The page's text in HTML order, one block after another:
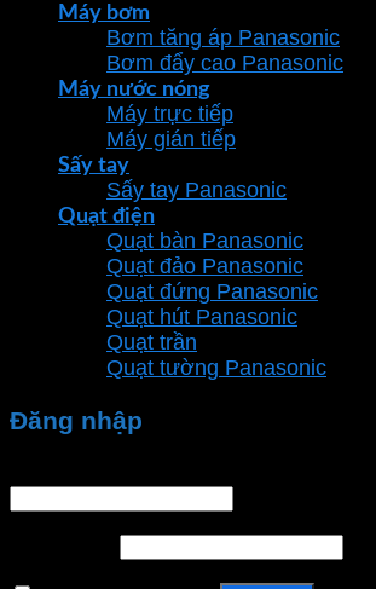
Máy bơm
Bơm tăng áp Panasonic
Bơm đẩy cao Panasonic
Máy nước nóng
Máy trực tiếp
Máy gián tiếp
Sấy tay
Sấy tay Panasonic
Quạt điện
Quạt bàn Panasonic
Quạt đảo Panasonic
Quạt đứng Panasonic
Quạt hút Panasonic
Quạt trần
Quạt tường Panasonic
Đăng nhập